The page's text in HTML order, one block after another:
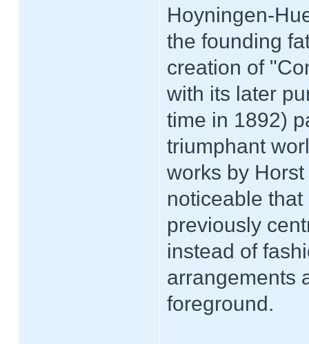
Hoyningen-
the founding
creation of
with its later
time in 1892)
triumphant
works by
noticeable
previously
instead of
arrangements
foreground.